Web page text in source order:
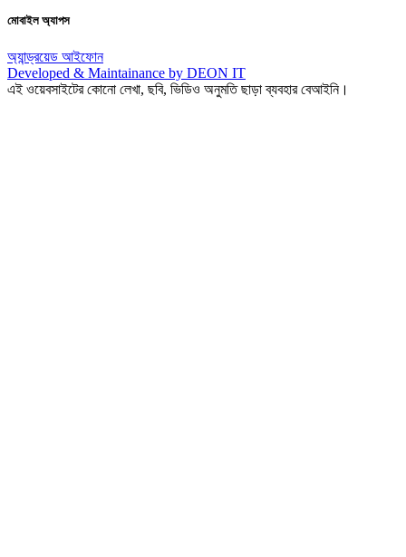
মোবাইল অ্যাপস
অ্যান্ড্রয়েড আইফোন
Developed & Maintainance by DEON IT
এই ওয়েবসাইটের কোনো লেখা, ছবি, ভিডিও অনুমতি ছাড়া ব্যবহার বেআইনি।